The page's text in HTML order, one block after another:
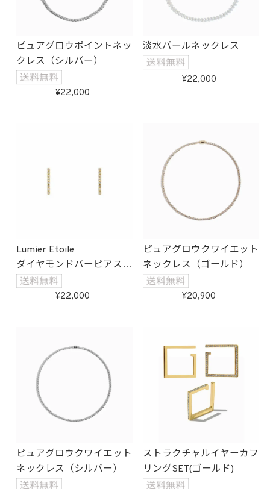
ピュアグロウポイントネッ
クレス（シルバー）
22,000
淡水パールネックレス
22,000
Lumier Etoile
ダイヤモンドバーピアス
(ゴールド)
22,000
ピュアグロウクワイエット
ネックレス（ゴールド）
20,900
ピュアグロウクワイエット
ネックレス（シルバー）
ストラクチャルイヤーカフ
リングSET(ゴールド)